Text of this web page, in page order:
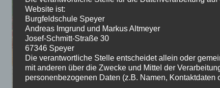
Website ist:
Burgfeldschule Speyer
Andreas Imgrund und Markus Altmeyer
Josef-Schmitt-Straße 30
67346 Speyer
Die verantwortliche Stelle entscheidet allein oder
mit anderen über die Zwecke und Mittel der
personenbezogenen Daten (z.B. Namen, Kontaktdaten